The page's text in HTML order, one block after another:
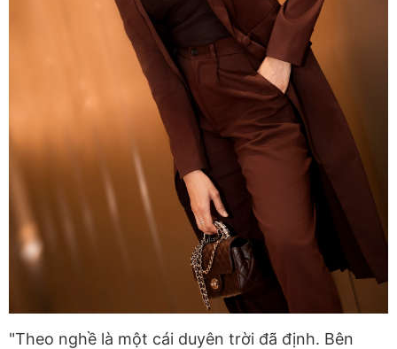
"Theo nghề là một cái duyên trời đã định. Bên